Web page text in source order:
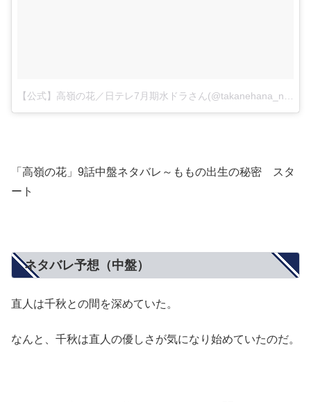
「高嶺の花」9話中盤ネタバレ～ももの出生の秘密 スタ
ート
ネタバレ予想（中盤）
直人は千秋との間を深めていた。
なんと、千秋は直人の優しさが気になり始めていたのだ。